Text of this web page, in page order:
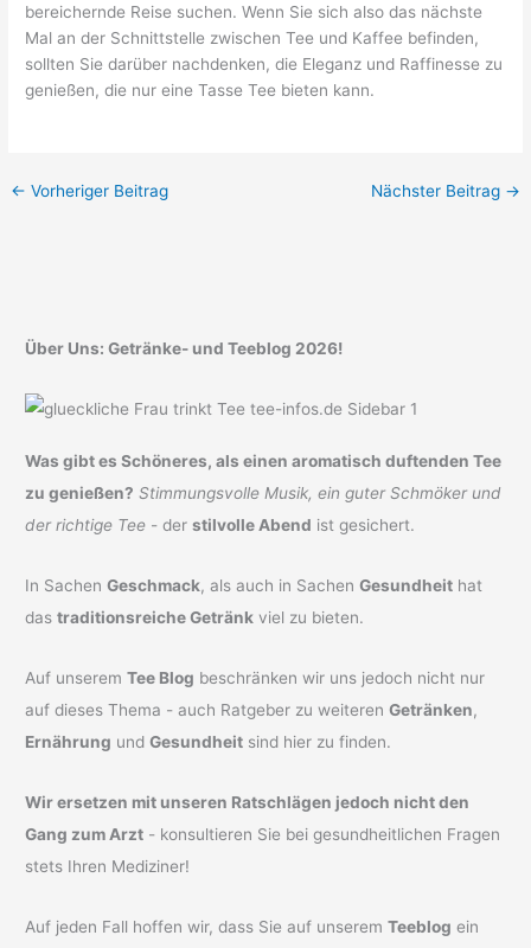
bereichernde Reise suchen. Wenn Sie sich also das nächste
Mal an der Schnittstelle zwischen Tee und Kaffee befinden,
sollten Sie darüber nachdenken, die Eleganz und Raffinesse zu
genießen, die nur eine Tasse Tee bieten kann.
← Vorheriger Beitrag Nächster Beitrag →
Über Uns: Getränke- und Teeblog 2026!
Was gibt es Schöneres, als einen aromatisch duftenden Tee
zu genießen? Stimmungsvolle Musik, ein guter Schmöker und
der richtige Tee - derstilvolle Abend ist gesichert.
In SachenGeschmack, als auch in SachenGesundheit hat
dastraditionsreiche Getränk viel zu bieten.
Auf unseremTee Blog beschränken wir uns jedoch nicht nur
auf dieses Thema - auch Ratgeber zu weiterenGetränken,
Ernährung undGesundheit sind hier zu finden.
Wir ersetzen mit unseren Ratschlägen jedoch nicht den
Gang zum Arzt - konsultieren Sie bei gesundheitlichen Fragen
stets Ihren Mediziner!
Auf jeden Fall hoffen wir, dass Sie auf unseremTeeblog ein